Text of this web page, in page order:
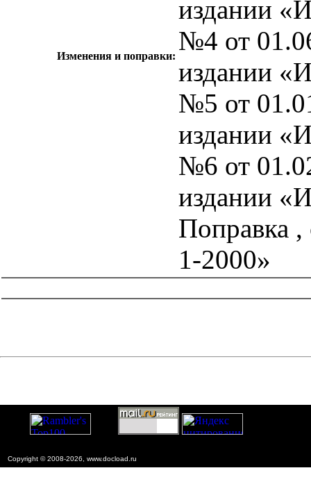
Изменения и поправки:
издании
№4 от
издании
№5 от
издании
№6 от
издании
Поправка
1-2000»
Copyright © 2008-2026, www.docload.ru